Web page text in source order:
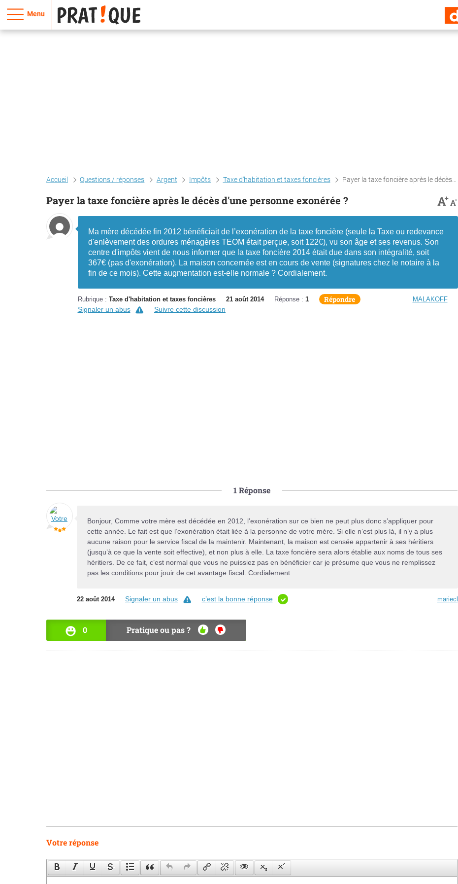
Menu
Accueil Questions / réponses Argent Impôts Taxe d'habitation et taxes foncières Payer la taxe foncière après le décès d'une personne exonérée ?
Payer la taxe foncière après le décès d'une personne exonérée ? A+A-
Ma mère décédée fin 2012 bénéficiait de l’exonération de la taxe foncière (seule la Taxe ou redevance
d'enlèvement des ordures ménagères TEOM était perçue, soit 122€), vu son âge et ses revenus. Son
centre d'impôts vient de nous informer que la taxe foncière 2014 était due dans son intégralité, soit
367€ (pas d'exonération). La maison concernée est en cours de vente (signatures chez le notaire à la
fin de ce mois). Cette augmentation est-elle normale ? Cordialement.
Rubrique : Taxe d'habitation et taxes foncières 21 août 2014 Réponse : 1 Répondre MALAKOFF
Signaler un abus Suivre cette discussion
1Réponse
Bonjour, Comme votre mère est décédée en 2012, l’exonération sur ce bien ne peut plus donc s’appliquer pour
cette année. Le fait est que l’exonération était liée à la personne de votre mère. Si elle n’est plus là, il n’y a plus
aucune raison pour le service fiscal de la maintenir. Maintenant, la maison est censée appartenir à ses héritiers
(jusqu’à ce que la vente soit effective), et non plus à elle. La taxe foncière sera alors établie aux noms de tous ses
héritiers. De ce fait, c’est normal que vous ne puissiez pas en bénéficier car je présume que vous ne remplissez
pas les conditions pour jouir de cet avantage fiscal. Cordialement
22 août 2014 Signaler un abus c’est la bonne réponse mariecl
0 Pratique ou pas ?
OUI NON
Votre réponse